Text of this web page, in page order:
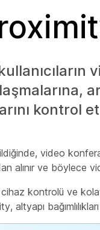
kontrol
video
alınır ve böylece
kontrolü ve kolay
altyapı